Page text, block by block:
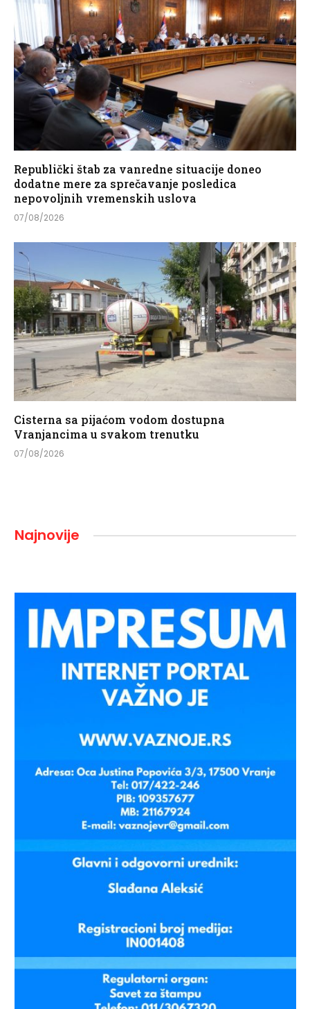
Republički štab za vanredne situacije doneo
dodatne mere za sprečavanje posledica
nepovoljnih vremenskih uslova
07/08/2026
Cisterna sa pijaćom vodom dostupna
Vranjancima u svakom trenutku
07/08/2026
Najnovije